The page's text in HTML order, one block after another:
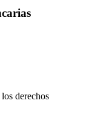
derechos